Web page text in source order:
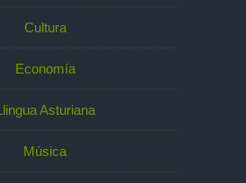
Cultura
Economía
Asturiana
Música